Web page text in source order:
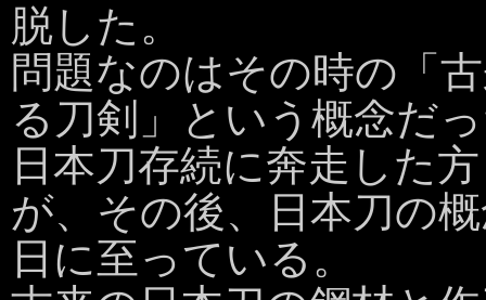
脱した。
問題なのはその時の「
る刀剣」という概念だ
日本刀存続に奔走した
が、その後、日本刀の
日に至っている。